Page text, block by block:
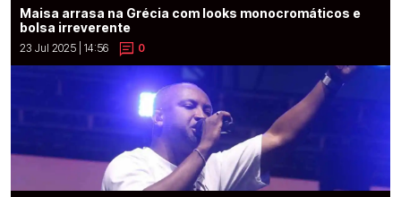
Maisa arrasa na Grécia com looks monocromáticos e
bolsa irreverente
23 Jul 2025 | 14:56 0